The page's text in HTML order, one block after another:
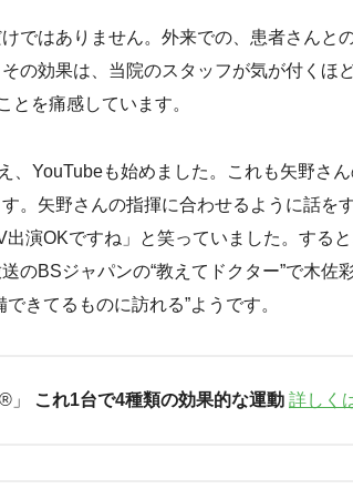
ではありません。外来での、患者さんと
の効果は、当院のスタッフが気が付くほ
とを痛感しています。
、YouTubeも始めました。これも矢野さ
。矢野さんの指揮に合わせるように話を
演OKですね」と笑っていました。する
のBSジャパンの“教えてドクター”で木佐
きてるものに訪れる”ようです。
」 これ1台で4種類の効果的な運動 詳しく